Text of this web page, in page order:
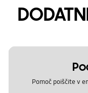
Pomoč poiščite v